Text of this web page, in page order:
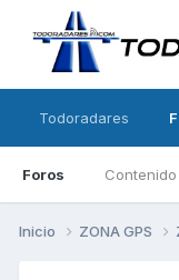
Todoradares
Foros
Inicio ZONA GPS